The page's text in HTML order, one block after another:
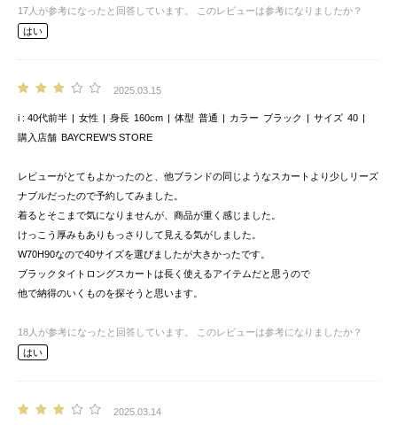
17 人が参考になったと回答しています。
このレビューは参考になりましたか？
はい
2025.03.15
i 40代前半 女性 身長 160cm 体型 普通 カラー ブラック サイズ 40
購入店舗 BAYCREW’S STORE
レビューがとてもよかったのと、他ブランドの同じようなスカートより少しリーズ
ナブルだったので予約してみました。
着るとそこまで気になりませんが、商品が重く感じました。
けっこう厚みもありもっさりして見える気がしました。
W70H90なので40サイズを選びましたが大きかったです。
ブラックタイトロングスカートは長く使えるアイテムだと思うので
他で納得のいくものを探そうと思います。
18 人が参考になったと回答しています。
このレビューは参考になりましたか？
はい
2025.03.14